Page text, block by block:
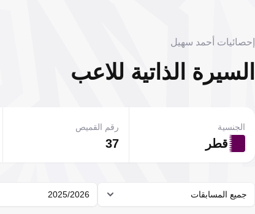
إحصائيات أحمد سهيل
السيرة الذاتية للاعب
قطر
الجنسية
37
رقم القميص
جميع المسابقات 2025/2026